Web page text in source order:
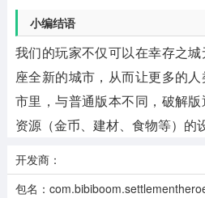
小编结语
我们的玩家不仅可以在幸存之
座全新的城市，从而让更多的
市里，与普通版本不同，破解
资源（金币、建材、食物等）的
开发商：
包名：